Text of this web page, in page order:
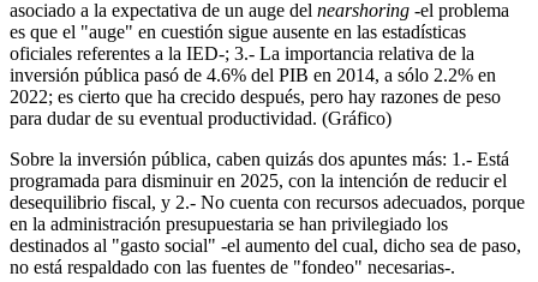
asociado a la expectativa de un auge del nearshoring -el problema
es que el "auge" en cuestión sigue ausente en las estadísticas
oficiales referentes a la IED-; 3.- La importancia relativa de la
inversión pública pasó de 4.6% del PIB en 2014, a sólo 2.2% en
2022; es cierto que ha crecido después, pero hay razones de peso
para dudar de su eventual productividad. (Gráfico)
Sobre la inversión pública, caben quizás dos apuntes más: 1.- Está
programada para disminuir en 2025, con la intención de reducir el
desequilibrio fiscal, y 2.- No cuenta con recursos adecuados, porque
en la administración presupuestaria se han privilegiado los
destinados al "gasto social" -el aumento del cual, dicho sea de paso,
no está respaldado con las fuentes de "fondeo" necesarias-.